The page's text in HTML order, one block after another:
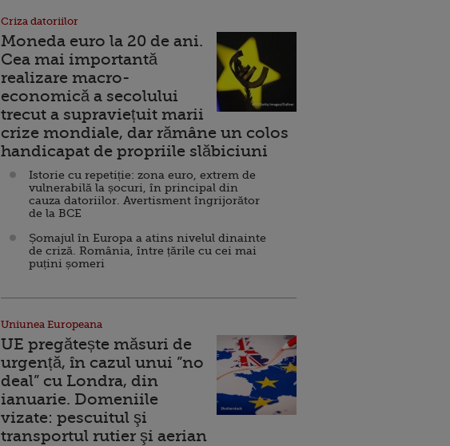
Criza datoriilor
Moneda euro la 20 de ani.
Cea mai importantă
realizare macro-
economică a secolului
trecut a supraviețuit marii
crize mondiale, dar rămâne un colos
handicapat de propriile slăbiciuni
Istorie cu repetiție: zona euro, extrem de
vulnerabilă la șocuri, în principal din
cauza datoriilor. Avertisment îngrijorător
de la BCE
Șomajul în Europa a atins nivelul dinainte
de criză. România, între țările cu cei mai
puțini șomeri
Uniunea Europeana
UE pregătește măsuri de
urgență, în cazul unui ”no
deal” cu Londra, din
ianuarie. Domeniile
vizate: pescuitul şi
transportul rutier şi aerian